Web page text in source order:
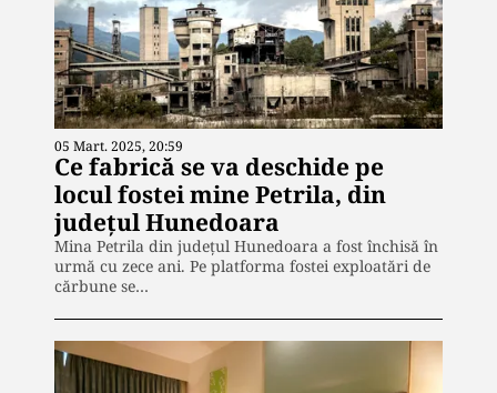
05 Mart. 2025, 20:59
Ce fabrică se va deschide pe
locul fostei mine Petrila, din
judeţul Hunedoara
Mina Petrila din judeţul Hunedoara a fost închisă în
urmă cu zece ani. Pe platforma fostei exploatări de
cărbune se…